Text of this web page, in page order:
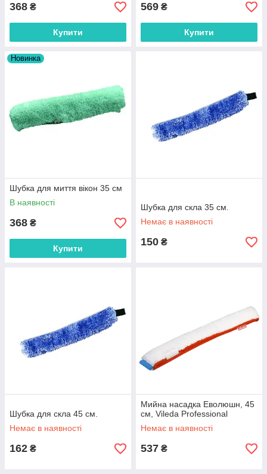
368 ₴
Купити
569 ₴
Купити
Новинка
Шубка для миття вікон 35 см
В наявності
368 ₴
Купити
Шубка для скла 35 см.
Немає в наявності
150 ₴
Шубка для скла 45 см.
Немає в наявності
162 ₴
Мийна насадка Еволюшн, 45
см, Vileda Professional
Немає в наявності
537 ₴